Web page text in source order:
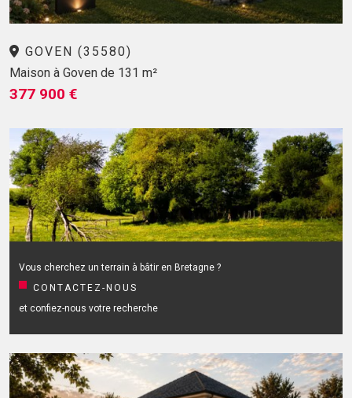
GOVEN (35580)
Maison à Goven de 131 m²
377 900 €
Vous cherchez un terrain à bâtir en Bretagne ?
CONTACTEZ-NOUS
et confiez-nous votre recherche